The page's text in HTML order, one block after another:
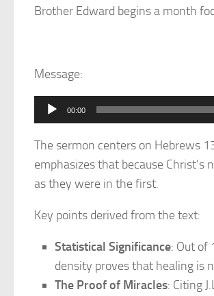
Brother Edward begins a month
Message:
Audio
Player
00:00
The sermon centers on Hebrews
emphasizes that because
as they were in the first.
Key points derived from the text:
Statistical Significance: Out of
density proves that healing is
The Proof of Miracles: Citing